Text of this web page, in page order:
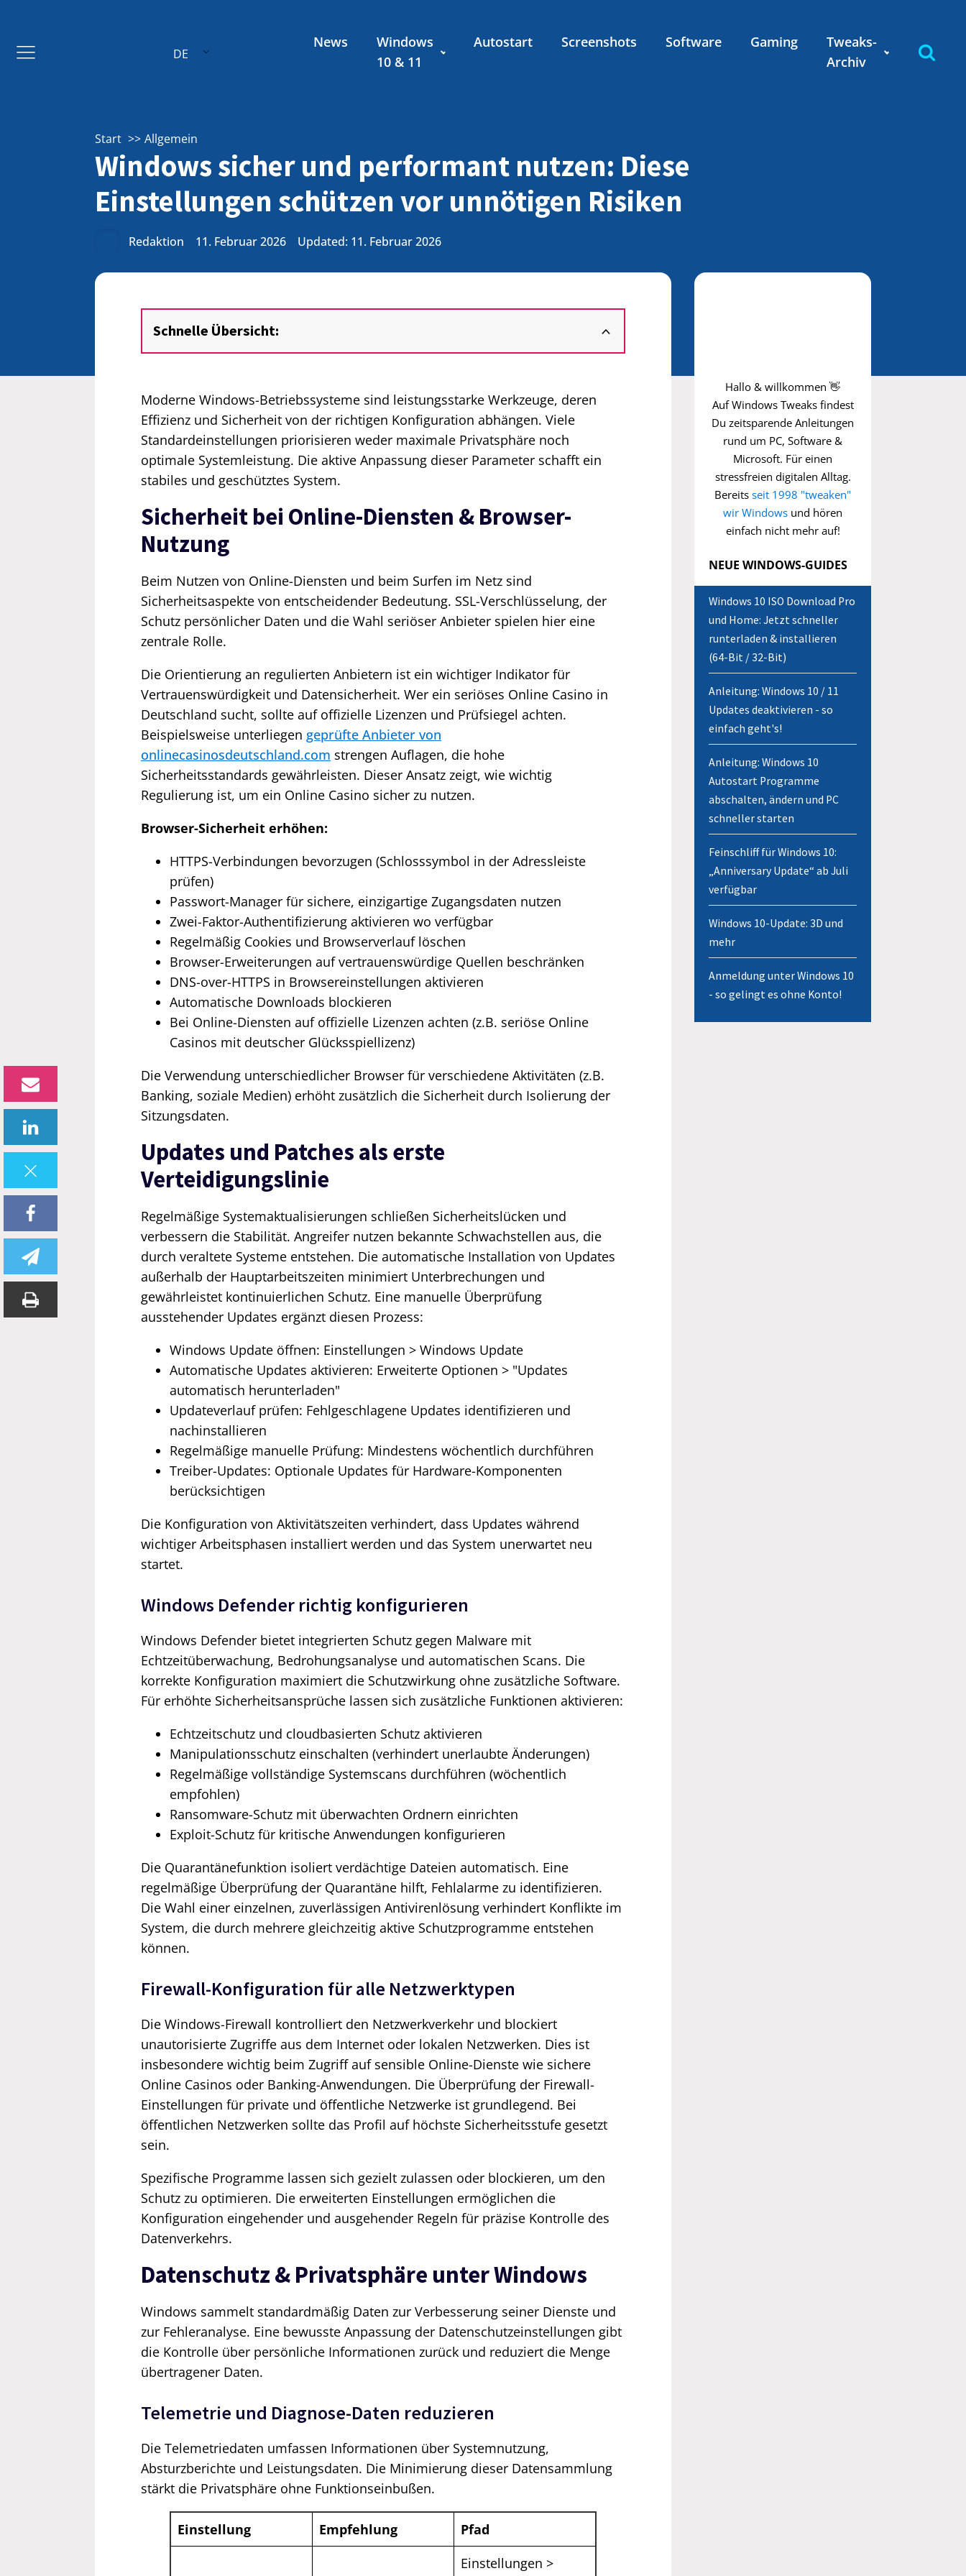
DE
News
Windows
10 & 11
Autostart Screenshots Software Gaming
Tweaks-
Archiv
Start Allgemein
Windows sicher und performant nutzen: Diese
Einstellungen schützen vor unnötigen Risiken
Redaktion 11. Februar 2026 Updated: 11. Februar 2026
Schnelle Übersicht:
Moderne Windows-Betriebssysteme sind leistungsstarke Werkzeuge, deren
Effizienz und Sicherheit von der richtigen Konfiguration abhängen. Viele
Standardeinstellungen priorisieren weder maximale Privatsphäre noch
optimale Systemleistung. Die aktive Anpassung dieser Parameter schafft ein
stabiles und geschütztes System.
Sicherheit bei Online-Diensten & Browser-
Nutzung
Beim Nutzen von Online-Diensten und beim Surfen im Netz sind
Sicherheitsaspekte von entscheidender Bedeutung. SSL-Verschlüsselung, der
Schutz persönlicher Daten und die Wahl seriöser Anbieter spielen hier eine
zentrale Rolle.
Die Orientierung an regulierten Anbietern ist ein wichtiger Indikator für
Vertrauenswürdigkeit und Datensicherheit. Wer ein seriöses Online Casino in
Deutschland sucht, sollte auf offizielle Lizenzen und Prüfsiegel achten.
Beispielsweise unterliegen geprüfte Anbieter von
onlinecasinosdeutschland.com strengen Auflagen, die hohe
Sicherheitsstandards gewährleisten. Dieser Ansatz zeigt, wie wichtig
Regulierung ist, um ein Online Casino sicher zu nutzen.
Browser-Sicherheit erhöhen:
HTTPS-Verbindungen bevorzugen (Schlosssymbol in der Adressleiste
prüfen)
Passwort-Manager für sichere, einzigartige Zugangsdaten nutzen
Zwei-Faktor-Authentifizierung aktivieren wo verfügbar
Regelmäßig Cookies und Browserverlauf löschen
Browser-Erweiterungen auf vertrauenswürdige Quellen beschränken
DNS-over-HTTPS in Browsereinstellungen aktivieren
Automatische Downloads blockieren
Bei Online-Diensten auf offizielle Lizenzen achten (z.B. seriöse Online
Casinos mit deutscher Glücksspiellizenz)
Die Verwendung unterschiedlicher Browser für verschiedene Aktivitäten (z.B.
Banking, soziale Medien) erhöht zusätzlich die Sicherheit durch Isolierung der
Sitzungsdaten.
Updates und Patches als erste
Verteidigungslinie
Regelmäßige Systemaktualisierungen schließen Sicherheitslücken und
verbessern die Stabilität. Angreifer nutzen bekannte Schwachstellen aus, die
durch veraltete Systeme entstehen. Die automatische Installation von Updates
außerhalb der Hauptarbeitszeiten minimiert Unterbrechungen und
gewährleistet kontinuierlichen Schutz. Eine manuelle Überprüfung
ausstehender Updates ergänzt diesen Prozess:
Windows Update öffnen: Einstellungen > Windows Update
Automatische Updates aktivieren: Erweiterte Optionen > "Updates
automatisch herunterladen"
Updateverlauf prüfen: Fehlgeschlagene Updates identifizieren und
nachinstallieren
Regelmäßige manuelle Prüfung: Mindestens wöchentlich durchführen
Treiber-Updates: Optionale Updates für Hardware-Komponenten
berücksichtigen
Die Konfiguration von Aktivitätszeiten verhindert, dass Updates während
wichtiger Arbeitsphasen installiert werden und das System unerwartet neu
startet.
Windows Defender richtig konfigurieren
Windows Defender bietet integrierten Schutz gegen Malware mit
Echtzeitüberwachung, Bedrohungsanalyse und automatischen Scans. Die
korrekte Konfiguration maximiert die Schutzwirkung ohne zusätzliche Software.
Für erhöhte Sicherheitsansprüche lassen sich zusätzliche Funktionen aktivieren:
Echtzeitschutz und cloudbasierten Schutz aktivieren
Manipulationsschutz einschalten (verhindert unerlaubte Änderungen)
Regelmäßige vollständige Systemscans durchführen (wöchentlich
empfohlen)
Ransomware-Schutz mit überwachten Ordnern einrichten
Exploit-Schutz für kritische Anwendungen konfigurieren
Die Quarantänefunktion isoliert verdächtige Dateien automatisch. Eine
regelmäßige Überprüfung der Quarantäne hilft, Fehlalarme zu identifizieren.
Die Wahl einer einzelnen, zuverlässigen Antivirenlösung verhindert Konflikte im
System, die durch mehrere gleichzeitig aktive Schutzprogramme entstehen
können.
Firewall-Konfiguration für alle Netzwerktypen
Die Windows-Firewall kontrolliert den Netzwerkverkehr und blockiert
unautorisierte Zugriffe aus dem Internet oder lokalen Netzwerken. Dies ist
insbesondere wichtig beim Zugriff auf sensible Online-Dienste wie sichere
Online Casinos oder Banking-Anwendungen. Die Überprüfung der Firewall-
Einstellungen für private und öffentliche Netzwerke ist grundlegend. Bei
öffentlichen Netzwerken sollte das Profil auf höchste Sicherheitsstufe gesetzt
sein.
Spezifische Programme lassen sich gezielt zulassen oder blockieren, um den
Schutz zu optimieren. Die erweiterten Einstellungen ermöglichen die
Konfiguration eingehender und ausgehender Regeln für präzise Kontrolle des
Datenverkehrs.
Datenschutz & Privatsphäre unter Windows
Windows sammelt standardmäßig Daten zur Verbesserung seiner Dienste und
zur Fehleranalyse. Eine bewusste Anpassung der Datenschutzeinstellungen gibt
die Kontrolle über persönliche Informationen zurück und reduziert die Menge
übertragener Daten.
Telemetrie und Diagnose-Daten reduzieren
Die Telemetriedaten umfassen Informationen über Systemnutzung,
Absturzberichte und Leistungsdaten. Die Minimierung dieser Datensammlung
stärkt die Privatsphäre ohne Funktionseinbußen.
Einstellung Empfehlung Pfad
Einstellungen >
Hallo & willkommen 👋
Auf Windows Tweaks findest
Du zeitsparende Anleitungen
rund um PC, Software &
Microsoft. Für einen
stressfreien digitalen Alltag.
Bereits seit 1998 "tweaken"
wir Windows und hören
einfach nicht mehr auf!
NEUE WINDOWS-GUIDES
Windows 10 ISO Download Pro
und Home: Jetzt schneller
runterladen & installieren
(64-Bit / 32-Bit)
Anleitung: Windows 10 / 11
Updates deaktivieren - so
einfach geht's!
Anleitung: Windows 10
Autostart Programme
abschalten, ändern und PC
schneller starten
Feinschliff für Windows 10:
„Anniversary Update“ ab Juli
verfügbar
Windows 10-Update: 3D und
mehr
Anmeldung unter Windows 10
- so gelingt es ohne Konto!